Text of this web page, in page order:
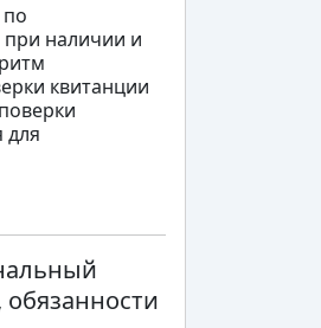
наличии и
квитанции
для